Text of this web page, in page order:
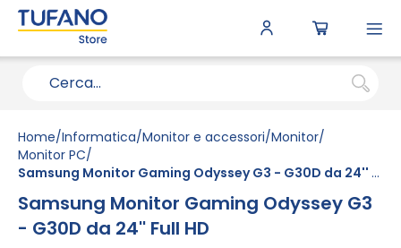
Home Informatica Monitor e accessori Monitor
Monitor PC
Samsung Monitor Gaming Odyssey G3 - G30D da 24'' Full HD
Samsung Monitor Gaming Odyssey G3
- G30D da 24'' Full HD